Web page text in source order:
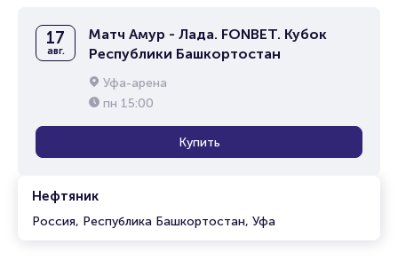
Нефтяник
Россия, Республика Башкортостан, Уфа
17
авг.
Матч Амур - Лада. FONBET. Кубок
Республики Башкортостан
Уфа-арена
пн 15:00
Купить